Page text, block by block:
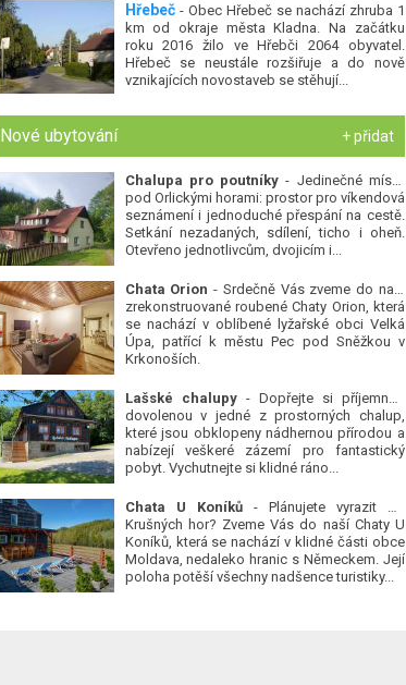
Hřebeč- Obec Hřebeč se nachází zhruba 1
km od okraje města Kladna. Na začátku
roku 2016 žilo ve Hřebči 2064 obyvatel.
Hřebeč se neustále rozšiřuje a do nově
vznikajících novostaveb se stěhují...
Nové ubytování + přidat
Chalupa pro poutníky - Jedinečné místo
pod Orlickými horami: prostor pro víkendová
seznámení i jednoduché přespání na cestě.
Setkání nezadaných, sdílení, ticho i oheň.
Otevřeno jednotlivcům, dvojicím i...
Chata Orion - Srdečně Vás zveme do naší
zrekonstruované roubené Chaty Orion, která
se nachází v oblíbené lyžařské obci Velká
Úpa, patřící k městu Pec pod Sněžkou v
Krkonoších.
Lašské chalupy- Dopřejte si příjemnou
dovolenou v jedné z prostorných chalup,
které jsou obklopeny nádhernou přírodou a
nabízejí veškeré zázemí pro fantastický
pobyt. Vychutnejte si klidné ráno...
Chata U Koníků- Plánujete vyrazit do
Krušných hor? Zveme Vás do naší Chaty U
Koníků, která se nachází v klidné části obce
Moldava, nedaleko hranic s Německem. Její
poloha potěší všechny nadšence turistiky...